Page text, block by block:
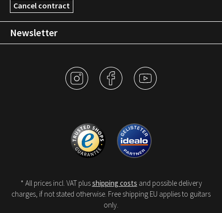
Cancel contract
Newsletter
* All prices incl. VAT plusshipping costs and possible delivery
charges, if not stated otherwise. Free shipping EU applies to guitars
only.